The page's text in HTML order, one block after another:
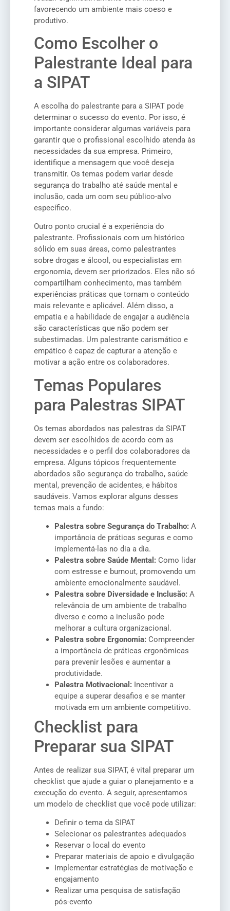
favorecendo um ambiente mais coeso e
produtivo.
Como Escolher o
Palestrante Ideal para
a SIPAT
A escolha do palestrante para a SIPAT pode
determinar o sucesso do evento. Por isso, é
importante considerar algumas variáveis para
garantir que o profissional escolhido atenda às
necessidades da sua empresa. Primeiro,
identifique a mensagem que você deseja
transmitir. Os temas podem variar desde
segurança do trabalho até saúde mental e
inclusão, cada um com seu público-alvo
específico.
Outro ponto crucial é a experiência do
palestrante. Profissionais com um histórico
sólido em suas áreas, como palestrantes
sobre drogas e álcool, ou especialistas em
ergonomia, devem ser priorizados. Eles não só
compartilham conhecimento, mas também
experiências práticas que tornam o conteúdo
mais relevante e aplicável. Além disso, a
empatia e a habilidade de engajar a audiência
são características que não podem ser
subestimadas. Um palestrante carismático e
empático é capaz de capturar a atenção e
motivar a ação entre os colaboradores.
Temas Populares
para Palestras SIPAT
Os temas abordados nas palestras da SIPAT
devem ser escolhidos de acordo com as
necessidades e o perfil dos colaboradores da
empresa. Alguns tópicos frequentemente
abordados são segurança do trabalho, saúde
mental, prevenção de acidentes, e hábitos
saudáveis. Vamos explorar alguns desses
temas mais a fundo:
Palestra sobre Segurança do Trabalho: A
importância de práticas seguras e como
implementá-las no dia a dia.
Palestra sobre Saúde Mental: Como lidar
com estresse e burnout, promovendo um
ambiente emocionalmente saudável.
Palestra sobre Diversidade e Inclusão: A
relevância de um ambiente de trabalho
diverso e como a inclusão pode
melhorar a cultura organizacional.
Palestra sobre Ergonomia: Compreender
a importância de práticas ergonômicas
para prevenir lesões e aumentar a
produtividade.
Palestra Motivacional: Incentivar a
equipe a superar desafios e se manter
motivada em um ambiente competitivo.
Checklist para
Preparar sua SIPAT
Antes de realizar sua SIPAT, é vital preparar um
checklist que ajude a guiar o planejamento e a
execução do evento. A seguir, apresentamos
um modelo de checklist que você pode utilizar:
Definir o tema da SIPAT
Selecionar os palestrantes adequados
Reservar o local do evento
Preparar materiais de apoio e divulgação
Implementar estratégias de motivação e
engajamento
Realizar uma pesquisa de satisfação
pós-evento